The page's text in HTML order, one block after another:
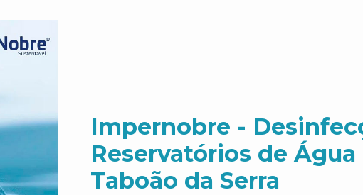
Impernobre -
Reservatórios de
Taboão da Serra